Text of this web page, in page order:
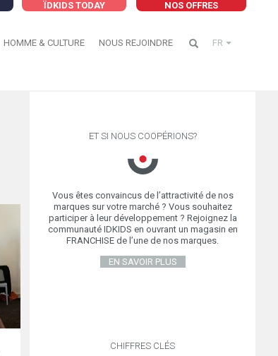
NOS OFFRES
ÏDKIDS TODAY
HOMME & CULTURE NOUS REJOINDRE FR
ET SI NOUS COOPÉRIONS?
Vous êtes convaincus de l’attractivité de nos
marques sur votre marché ? Vous souhaitez
participer à leur développement ? Rejoignez la
communauté IDKIDS en ouvrant un magasin en
FRANCHISE de l’une de nos marques.
EN SAVOIR PLUS
CHIFFRES CLÉS